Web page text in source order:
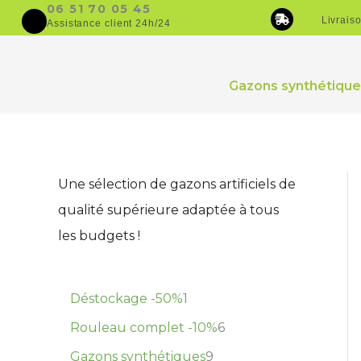
principal
Aller
au
06 51 70 05 45
Assistance client 24h/24
Gazons
Une sélection de gazons artificiels de
qualité supérieure adaptée à tous
les budgets !
Déstockage -50%1
Rouleau complet -10%6
d
Gazons synthétiques9